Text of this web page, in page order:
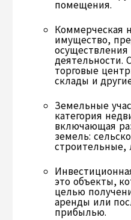
помещения.
Коммерческая
имущество,
деятельности.
торговые
склады и
Земельные
категория
включающая
земель:
строительные,
это объекты,
целью
аренды или
прибылью.